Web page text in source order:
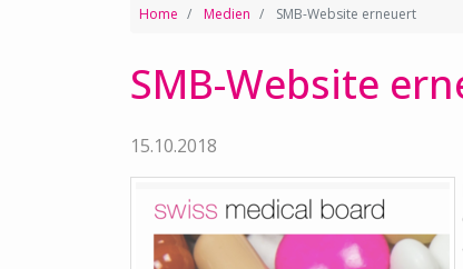
Home Medien SMB-Website erneuert
SMB-Website
15.10.2018